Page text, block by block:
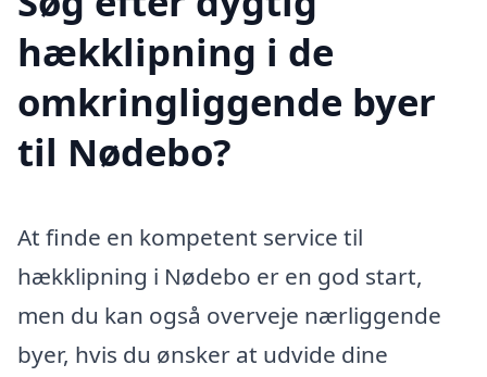
hækklipning i de
omkringliggende byer
til Nødebo?
At finde en kompetent service til
hækklipning i Nødebo er en god start,
men du kan også overveje nærliggende
byer, hvis du ønsker at udvide dine